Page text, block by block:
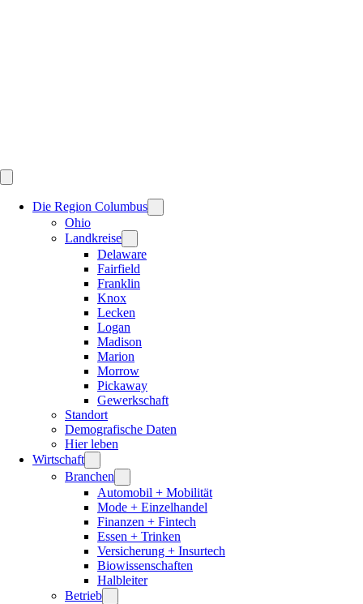
Die Region Columbus
Ohio
Landkreise
Delaware
Fairfield
Franklin
Knox
Lecken
Logan
Madison
Marion
Morrow
Pickaway
Gewerkschaft
Standort
Demografische Daten
Hier leben
Wirtschaft
Branchen
Automobil + Mobilität
Mode + Einzelhandel
Finanzen + Fintech
Essen + Trinken
Versicherung + Insurtech
Biowissenschaften
Halbleiter
Betrieb